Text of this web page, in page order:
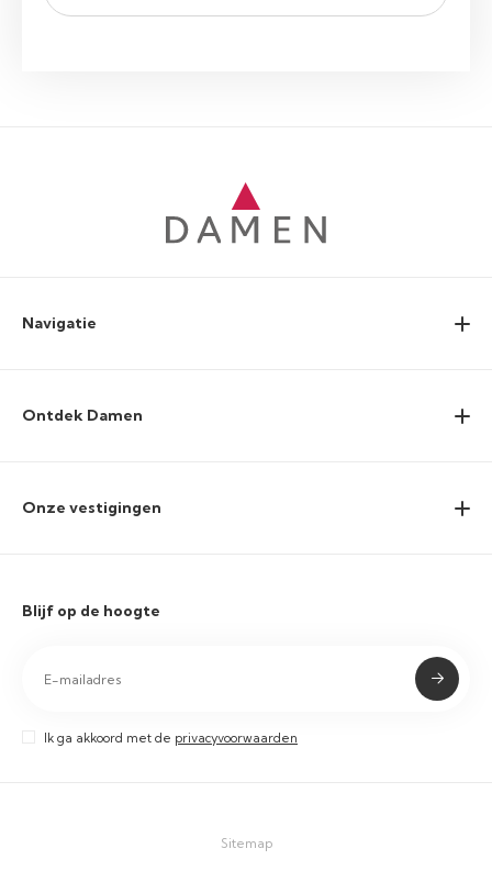
Navigatie
Ontdek Damen
Onze vestigingen
Blijf op de hoogte
Ik ga akkoord met de privacyvoorwaarden
Sitemap